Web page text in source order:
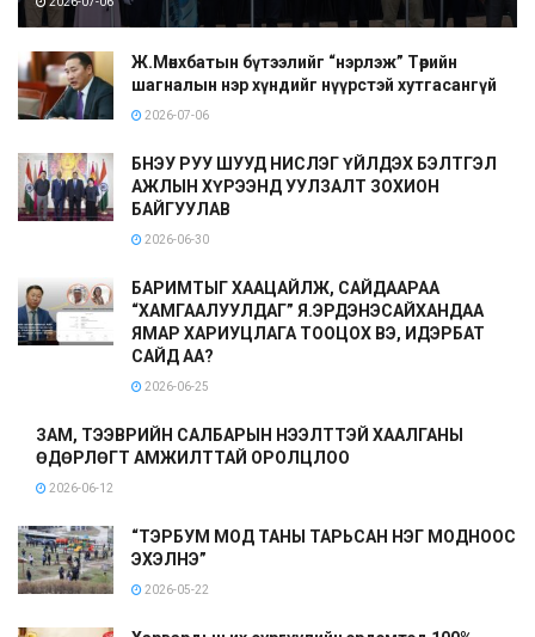
Ж.Мөнхбатын бүтээлийг “нэрлэж” Төрийн
шагналын нэр хүндийг нүүрстэй хутгасангүй
2026-07-06
БНЭУ РУУ ШУУД НИСЛЭГ ҮЙЛДЭХ БЭЛТГЭЛ
АЖЛЫН ХҮРЭЭНД УУЛЗАЛТ ЗОХИОН
БАЙГУУЛАВ
2026-06-30
БАРИМТЫГ ХААЦАЙЛЖ, САЙДААРАА
“ХАМГААЛУУЛДАГ” Я.ЭРДЭНЭСАЙХАНДАА
ЯМАР ХАРИУЦЛАГА ТООЦОХ ВЭ, ИДЭРБАТ
САЙД АА?
2026-06-25
ЗАМ, ТЭЭВРИЙН САЛБАРЫН НЭЭЛТТЭЙ ХААЛГАНЫ
ӨДӨРЛӨГТ АМЖИЛТТАЙ ОРОЛЦЛОО
2026-06-12
“ТЭРБУМ МОД ТАНЫ ТАРЬСАН НЭГ МОДНООС
ЭХЭЛНЭ”
2026-05-22